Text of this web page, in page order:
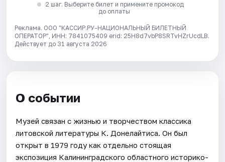
2 шаг. Выберите билет и примените промокод
до оплаты
Реклама. ООО "КАССИР.РУ-НАЦИОНАЛЬНЫЙ БИЛЕТНЫЙ
ОПЕРАТОР", ИНН: 7841075409 erid: 25H8d7vbP8SRTvHZrUcdLB.
Действует до 31 августа 2026
О событии
Музей связан с жизнью и творчеством классика
литовской литературы К. Донелайтиса. Он был
открыт в 1979 году как отдельно стоящая
экспозиция Калининградского областного историко-